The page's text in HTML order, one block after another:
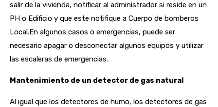
salir de la vivienda, notificar al administrador si reside en un
PH o Edificio y que este notifique a Cuerpo de bomberos
Local.En algunos casos o emergencias, puede ser
necesario apagar o desconectar algunos equipos y utilizar
las escaleras de emergencias.
Mantenimiento de un detector de gas natural
Al igual que los detectores de humo, los detectores de gas